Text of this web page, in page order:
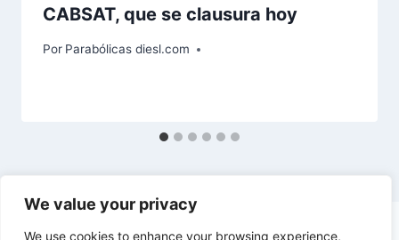
We value your privacy
We use cookies to enhance your browsing experience,
CABSAT, que se clausura hoy
Por Parabólicas diesl.com